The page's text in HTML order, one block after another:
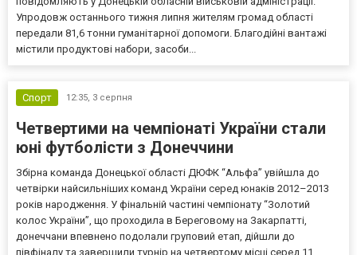
Упродовж останнього тижня липня жителям громад області
передали 81,6 тонни гуманітарної допомоги. Благодійні вантажі
містили продуктові набори, засоби...
Спорт 12:35, 3 серпня
Четвертими на чемпіонаті України стали
юні футболісти з Донеччини
Збірна команда Донецької області ДЮФК “Альфа” увійшла до
четвірки найсильніших команд України серед юнаків 2012–2013
років народження. У фінальній частині чемпіонату “Золотий
колос України”, що проходила в Береговому на Закарпатті,
донеччани впевнено подолали груповий етап, дійшли до
півфіналу та завершили турнір на четвертому місці серед 11